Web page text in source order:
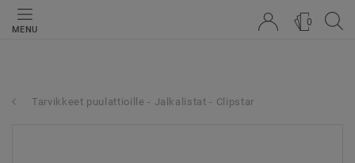
MENU
0
Tarvikkeet puulattioille - Jalkalistat - Clipstar